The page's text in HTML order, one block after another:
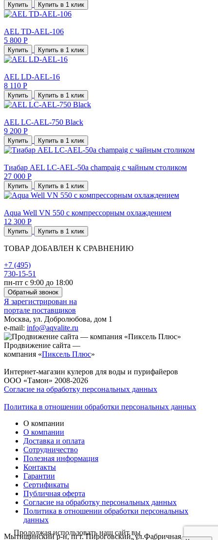
Купить Купить в 1 клик
AEL TD-AEL-106
5 800 Р
Купить Купить в 1 клик
AEL LD-AEL-16
8 110 Р
Купить Купить в 1 клик
AEL LC-AEL-750 Black
9 200 Р
Купить Купить в 1 клик
Тиабар AEL LC-AEL-50a champaig с чайным столиком
27 000 Р
Купить Купить в 1 клик
Aqua Well VN 550 с компрессорным охлаждением
12 300 Р
Купить Купить в 1 клик
ТОВАР ДОБАВЛЕН К СРАВНЕНИЮ
+7 (495)
730-15-51
пн-пт с 9:00 до 18:00
Обратный звонок
Я зарегистрирован на
портале поставщиков
Москва, ул. Добролюбова, дом 1
e-mail: info@aqvalite.ru
Продвижение сайта —
компания «Пиксель Плюс»
Интернет-магазин кулеров для воды и пурифайеров
ООО «Тамон» 2008-2026
Согласие на обработку персональных данных
Политика в отношении обработки персональных данных
О компании
О компании
Доставка и оплата
Сотрудничество
Полезная информация
Контакты
Гарантии
Сертификаты
Публичная оферта
Согласие на обработку персональных данных
Политика в отношении обработки персональных
данных
Мытищинский р-н, пгт. Пироговский, ул.Фабричная д.1
Продолжая использовать наш сайт вы